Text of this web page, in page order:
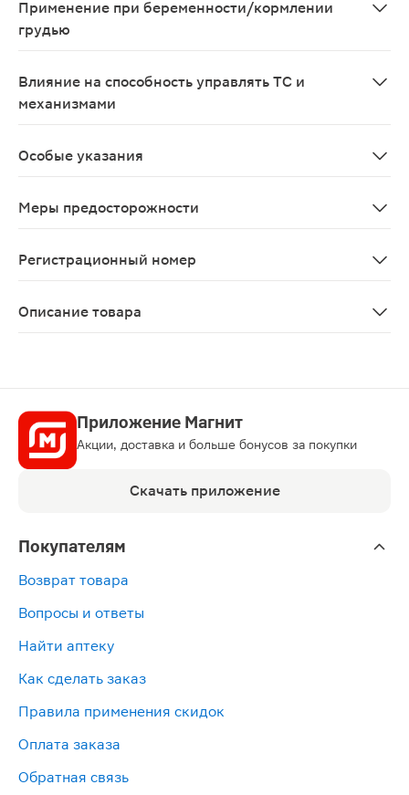
Применение при беременности/кормлении
грудью
Влияние на способность управлять ТС и
механизмами
Особые указания
Меры предосторожности
Регистрационный номер
Описание товара
Приложение Магнит
Акции, доставка и больше бонусов за покупки
Скачать приложение
Покупателям
Возврат товара
Вопросы и ответы
Найти аптеку
Как сделать заказ
Правила применения скидок
Оплата заказа
Обратная связь